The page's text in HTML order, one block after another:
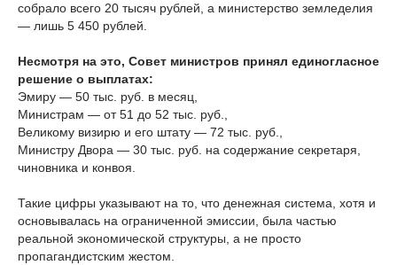
собрало всего 20 тысяч рублей, а министерство земледелия
— лишь 5 450 рублей.
Несмотря на это, Совет министров принял единогласное
решение о выплатах:
Эмиру — 50 тыс. руб. в месяц,
Министрам — от 51 до 52 тыс. руб.,
Великому визирю и его штату — 72 тыс. руб.,
Министру Двора — 30 тыс. руб. на содержание секретаря,
чиновника и конвоя.
Такие цифры указывают на то, что денежная система, хотя и
основывалась на ограниченной эмиссии, была частью
реальной экономической структуры, а не просто
пропагандистским жестом.